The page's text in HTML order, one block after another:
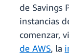
de Savings
instancias
comenzar,
de AWS, la